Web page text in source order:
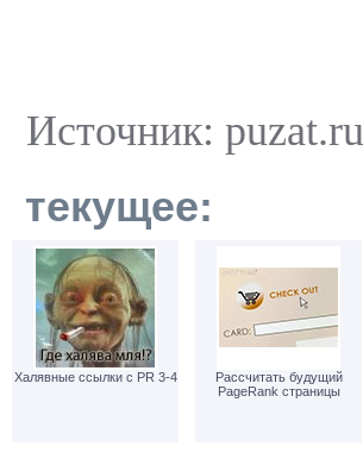
Источник: puzat.ru
текущее:
Халявные ссылки с PR 3-4
Рассчитать будущий
PageRank страницы